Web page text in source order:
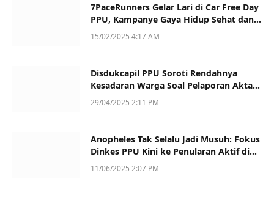
7PaceRunners Gelar Lari di Car Free Day
PPU, Kampanye Gaya Hidup Sehat dan
Dukung UMKM
15/02/2025 4:17 AM
Disdukcapil PPU Soroti Rendahnya
Kesadaran Warga Soal Pelaporan Akta
Kematian
29/04/2025 2:11 PM
Anopheles Tak Selalu Jadi Musuh: Fokus
Dinkes PPU Kini ke Penularan Aktif di
Sotek
11/06/2025 2:07 PM